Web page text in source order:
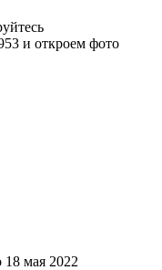
и откроем фото
18 мая 2022